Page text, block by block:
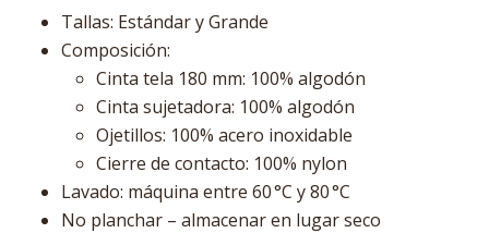
Tallas: Estándar y Grande
Composición:
Cinta tela 180 mm: 100% algodón
Cinta sujetadora: 100% algodón
Ojetillos: 100% acero inoxidable
Cierre de contacto: 100% nylon
Lavado: máquina entre 60 °C y 80 °C
No planchar – almacenar en lugar seco